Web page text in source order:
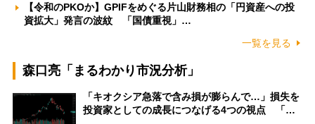
【令和のPKOか】GPIFをめぐる片山財務相の「円資産への投
資拡大」発言の波紋 「国債重視」…
一覧を見る
森口亮「まるわかり市況分析」
「キオクシア急落で含み損が膨らんで…」損失を
投資家としての成長につなげる4つの視点 「…